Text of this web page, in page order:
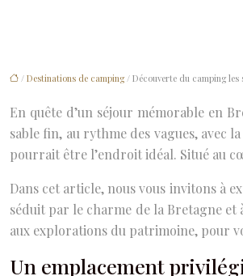
/ Destinations de camping/ Découverte du camping les
En quête d’un séjour mémorable en
sable fin, au rythme des vagues, avec
pourrait être l’endroit idéal. Situé au
Dans cet article, nous vous invitons à
séduit par le charme de la Bretagne et
aux explorations du patrimoine, pour
Un emplacement